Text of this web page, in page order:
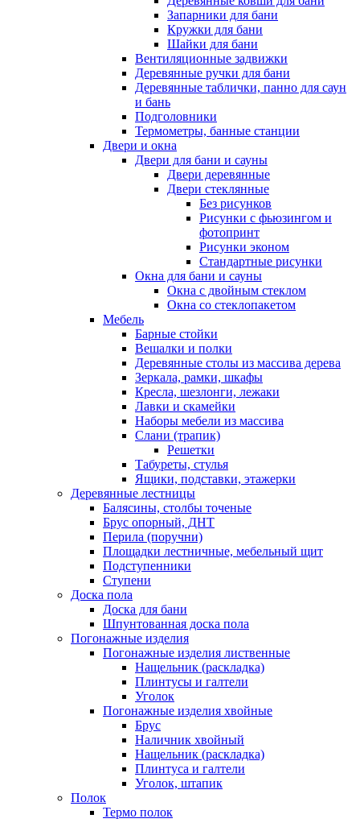
Запарники для бани
Кружки для бани
Шайки для бани
Вентиляционные задвижки
Деревянные ручки для бани
Деревянные таблички, панно для саун
и бань
Подголовники
Термометры, банные станции
Двери и окна
Двери для бани и сауны
Двери деревянные
Двери стеклянные
Без рисунков
Рисунки с фьюзингом и
фотопринт
Рисунки эконом
Стандартные рисунки
Окна для бани и сауны
Окна с двойным стеклом
Окна со стеклопакетом
Мебель
Барные стойки
Вешалки и полки
Деревянные столы из массива дерева
Зеркала, рамки, шкафы
Кресла, шезлонги, лежаки
Лавки и скамейки
Наборы мебели из массива
Слани (трапик)
Решетки
Табуреты, стулья
Ящики, подставки, этажерки
Деревянные лестницы
Балясины, столбы точеные
Брус опорный, ДНТ
Перила (поручни)
Площадки лестничные, мебельный щит
Подступенники
Ступени
Доска пола
Доска для бани
Шпунтованная доска пола
Погонажные изделия
Погонажные изделия лиственные
Нащельник (раскладка)
Плинтусы и галтели
Уголок
Погонажные изделия хвойные
Брус
Наличник хвойный
Нащельник (раскладка)
Плинтуса и галтели
Уголок, штапик
Полок
Термо полок